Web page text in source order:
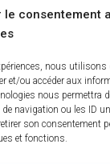
le consentement
nous utilisons
et/ou accéder aux
nous permettra
navigation ou les ID
son consentement
et fonctions.
indépendante créée
le Sud-Ouest, le